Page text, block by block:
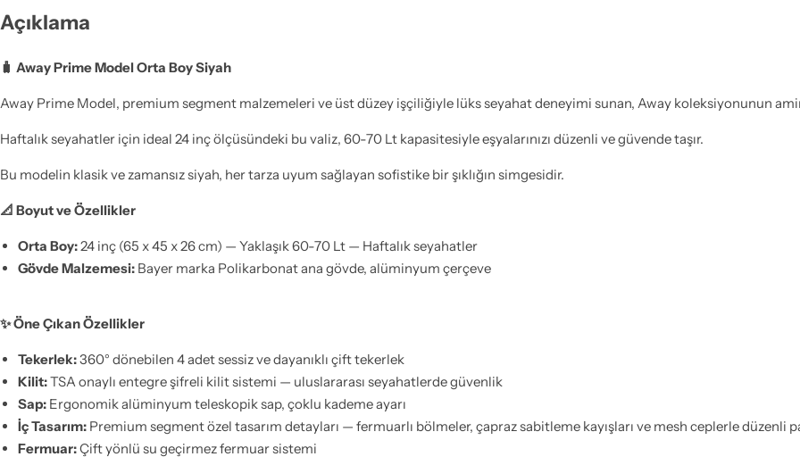
Açıklama
🧳 Away Prime Model Orta Boy Siyah
Away Prime Model, premium segment malzemeleri ve üst düzey işçiliğiyle lüks seyahat deneyimi sunan, Away koleksiyonunun
Haftalık seyahatler için ideal 24 inç ölçüsündeki bu valiz, 60-70 Lt kapasitesiyle eşyalarınızı düzenli ve güvende taşır.
Bu modelin klasik ve zamansız siyah, her tarza uyum sağlayan sofistike bir şıklığın simgesidir.
📐 Boyut ve Özellikler
Orta Boy:24 inç (65 x 45 x 26 cm) — Yaklaşık 60-70 Lt — Haftalık seyahatler
Gövde Malzemesi:Bayer marka Polikarbonat ana gövde, alüminyum çerçeve
✨ Öne Çıkan Özellikler
Tekerlek:360° dönebilen 4 adet sessiz ve dayanıklı çift tekerlek
Kilit:TSA onaylı entegre şifreli kilit sistemi — uluslararası seyahatlerde güvenlik
Sap:Ergonomik alüminyum teleskopik sap, çoklu kademe ayarı
İç Tasarım:Premium segment özel tasarım detayları — fermuarlı bölmeler, çapraz sabitleme kayışları ve mesh ceplerle düzenli
Fermuar:Çift yönlü su geçirmez fermuar sistemi